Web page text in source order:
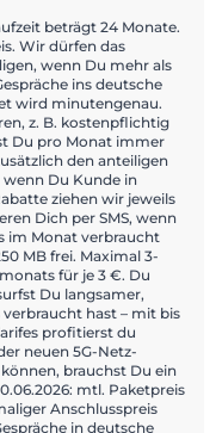
beträgt 24 Monate.
Wir dürfen das
wenn Du mehr als
ins deutsche
wird minutengenau.
z. B. kostenpflichtig
Du pro Monat immer
den anteiligen
wenn Du Kunde in
ziehen wir jeweils
Dich per SMS, wenn
im Monat verbraucht
MB frei. Maximal 3-
für je 3 €. Du
Du langsamer,
verbraucht hast – mit bis
profitierst du
neuen 5G-Netz-
brauchst Du ein
mtl. Paketpreis
Anschlusspreis
in deutsche